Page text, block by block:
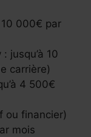
10 000€ par
jusqu’à 10
carrière)
4 500€
ou financier)
mois